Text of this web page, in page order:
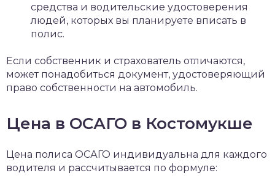
средства и водительские удостоверения
людей, которых вы планируете вписать в
полис.
Если собственник и страхователь отличаются,
может понадобиться документ, удостоверяющий
право собственности на автомобиль.
Цена в ОСАГО в Костомукше
Цена полиса ОСАГО индивидуальна для каждого
водителя и рассчитывается по формуле: